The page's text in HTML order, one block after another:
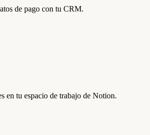
de pago con tu CRM.
en tu espacio de trabajo de Notion.